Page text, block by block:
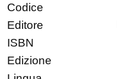
Codice
Editore
ISBN
Edizione